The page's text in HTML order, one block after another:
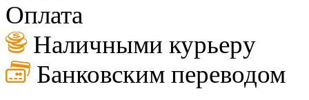
Оплата
Наличными курьеру
Банковским переводом